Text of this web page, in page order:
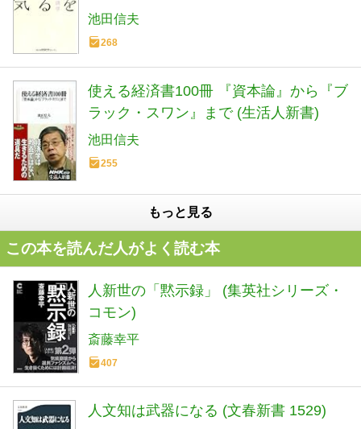
池田信夫
268
使える経済書100冊 『資本論』から『ブ
ラック・スワン』まで (生活人新書)
池田信夫
255
もっと見る
この本を読んだ人がよく読む本
人新世の「黙示録」 (集英社シリーズ・
コモン)
斎藤幸平
407
人文知は武器になる (文春新書 1529)